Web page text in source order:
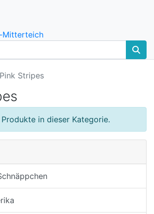
Pink Stripes
in dieser Kategorie.